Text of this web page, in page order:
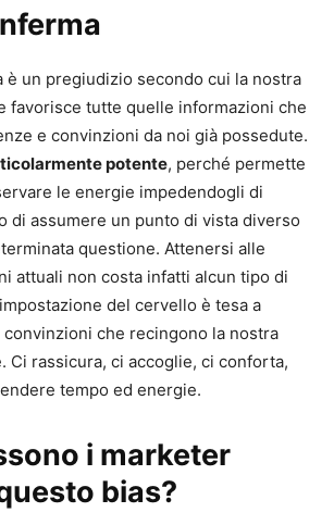
è un pregiudizio secondo cui la nostra
favorisce tutte quelle informazioni che
e convinzioni da noi già possedute.
potente, perché permette
le energie impedendogli di
di assumere un punto di vista diverso
questione. Attenersi alle
attuali non costa infatti alcun tipo di
del cervello è tesa a
che recingono la nostra
Ci rassicura, ci accoglie, ci conforta,
tempo ed energie.
i marketer
bias?